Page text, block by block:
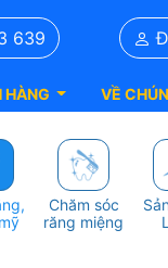
639
HÀNG VỀ
Chăm sóc
răng miệng